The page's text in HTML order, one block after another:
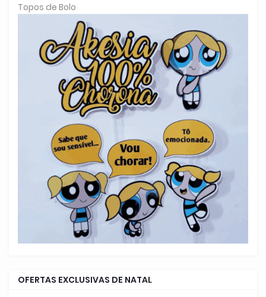
Topos de Bolo
OFERTAS EXCLUSIVAS DE NATAL